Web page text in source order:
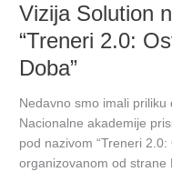
Vizija Solution
“Treneri 2.0:
Doba”
Nedavno smo imali
Nacionalne akademije
pod nazivom “Treneri
organizovanom od strane
na
Panel
Diskusiji
“Treneri
Osvajanje
Digitalnog
Doba”